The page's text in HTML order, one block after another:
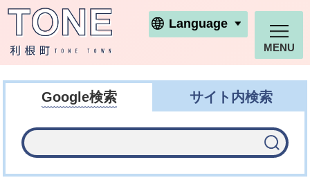
利根町ホームページ
Language
MENU
Google検索 サイト内検索